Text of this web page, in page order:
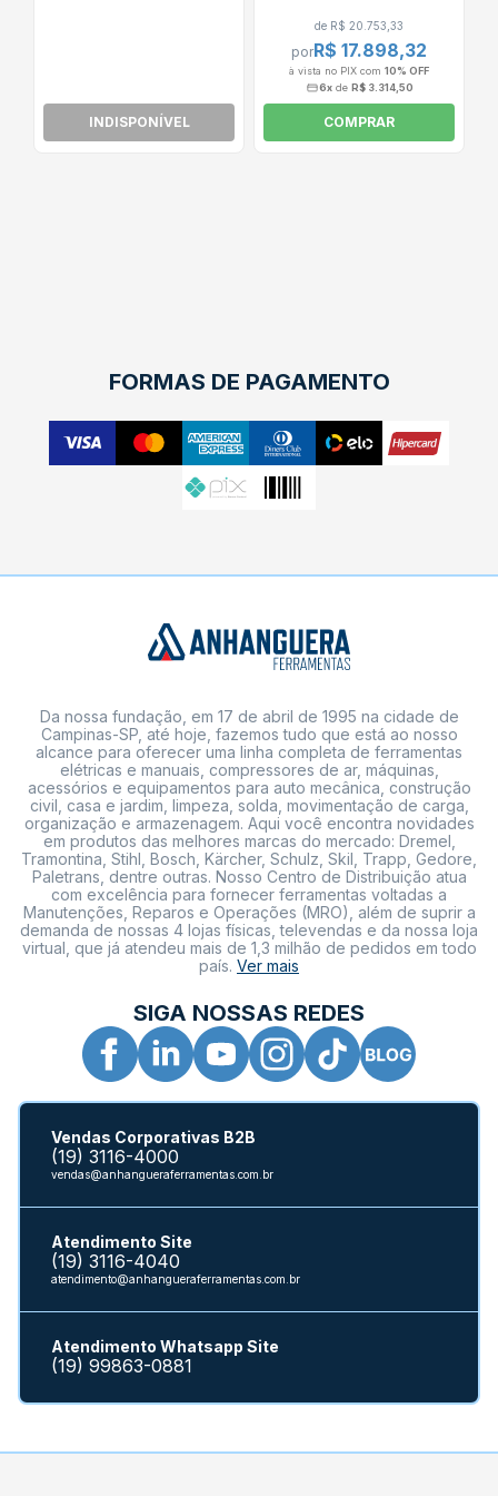
INDISPONÍVEL
de R$ 20.753,33
porR$ 17.898,32
à vista no PIX com 10% OFF
6xde R$ 3.314,50
COMPRAR
FORMAS DE PAGAMENTO
Da nossa fundação, em 17 de abril de 1995 na cidade de
Campinas-SP, até hoje, fazemos tudo que está ao nosso
alcance para oferecer uma linha completa de ferramentas
elétricas e manuais, compressores de ar, máquinas,
acessórios e equipamentos para auto mecânica, construção
civil, casa e jardim, limpeza, solda, movimentação de carga,
organização e armazenagem. Aqui você encontra novidades
em produtos das melhores marcas do mercado: Dremel,
Tramontina, Stihl, Bosch, Kärcher, Schulz, Skil, Trapp, Gedore,
Paletrans, dentre outras. Nosso Centro de Distribuição atua
com excelência para fornecer ferramentas voltadas a
Manutenções, Reparos e Operações (MRO), além de suprir a
demanda de nossas 4 lojas físicas, televendas e da nossa loja
virtual, que já atendeu mais de 1,3 milhão de pedidos em todo
país. Ver mais
SIGA NOSSAS REDES
Vendas Corporativas B2B
(19) 3116-4000
vendas@anhangueraferramentas.com.br
Atendimento Site
(19) 3116-4040
atendimento@anhangueraferramentas.com.br
Atendimento Whatsapp Site
(19) 99863-0881